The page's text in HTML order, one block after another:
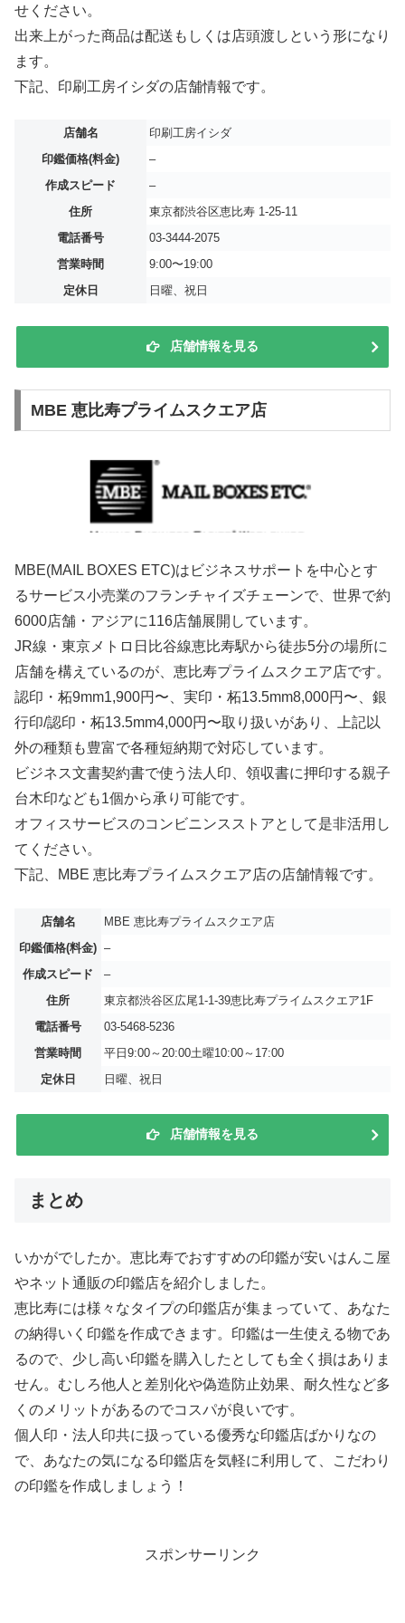
せください。
出来上がった商品は配送もしくは店頭渡しという形になり
ます。
下記、印刷工房イシダの店舗情報です。
店舗名
印刷工房イシダ
印鑑価格(料金)
–
作成スピード
–
住所
東京都渋谷区恵比寿 1-25-11
電話番号
03-3444-2075
営業時間
9:00〜19:00
定休日
日曜、祝日
店舗情報を見る
MBE 恵比寿プライムスクエア店
MBE(MAIL BOXES ETC)はビジネスサポートを中心とす
るサービス小売業のフランチャイズチェーンで、世界で約
6000店舗・アジアに116店舗展開しています。
JR線・東京メトロ日比谷線恵比寿駅から徒歩5分の場所に
店舗を構えているのが、恵比寿プライムスクエア店です。
認印・柘9mm1,900円〜、実印・柘13.5mm8,000円〜、銀
行印/認印・柘13.5mm4,000円〜取り扱いがあり、上記以
外の種類も豊富で各種短納期で対応しています。
ビジネス文書契約書で使う法人印、領収書に押印する親子
台木印なども1個から承り可能です。
オフィスサービスのコンビニンスストアとして是非活用し
てください。
下記、MBE 恵比寿プライムスクエア店の店舗情報です。
店舗名
MBE 恵比寿プライムスクエア店
印鑑価格(料金) –
作成スピード
–
住所
東京都渋谷区広尾1-1-39恵比寿プライムスクエア1F
電話番号
03-5468-5236
営業時間
平日9:00～20:00土曜10:00～17:00
定休日
日曜、祝日
店舗情報を見る
まとめ
いかがでしたか。恵比寿でおすすめの印鑑が安いはんこ屋
やネット通販の印鑑店を紹介しました。
恵比寿には様々なタイプの印鑑店が集まっていて、あなた
の納得いく印鑑を作成できます。印鑑は一生使える物であ
るので、少し高い印鑑を購入したとしても全く損はありま
せん。むしろ他人と差別化や偽造防止効果、耐久性など多
くのメリットがあるのでコスパが良いです。
個人印・法人印共に扱っている優秀な印鑑店ばかりなの
で、あなたの気になる印鑑店を気軽に利用して、こだわり
の印鑑を作成しましょう！
スポンサーリンク